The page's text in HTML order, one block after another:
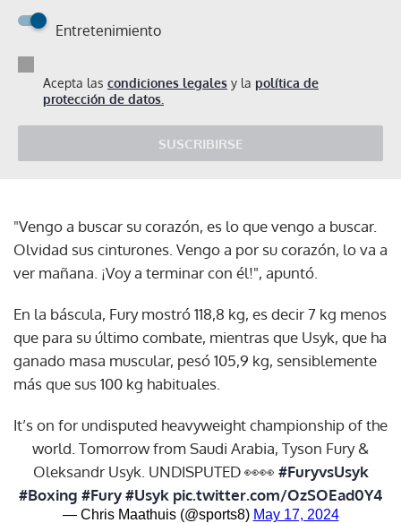
Entretenimiento
Acepta las condiciones legales y la política de
protección de datos.
SUSCRIBIRSE
"Vengo a buscar su corazón, es lo que vengo a buscar.
Olvidad sus cinturones. Vengo a por su corazón, lo va a
ver mañana. ¡Voy a terminar con él!", apuntó.
En la báscula, Fury mostró 118,8 kg, es decir 7 kg menos
que para su último combate, mientras que Usyk, que ha
ganado masa muscular, pesó 105,9 kg, sensiblemente
más que sus 100 kg habituales.
It’s on for undisputed heavyweight championship of the
world. Tomorrow from Saudi Arabia, Tyson Fury &
Oleksandr Usyk. UNDISPUTED 👀👀 #FuryvsUsyk
#Boxing #Fury#Usyk pic.twitter.com/OzSOEad0Y4
— Chris Maathuis (@sports8) May 17, 2024